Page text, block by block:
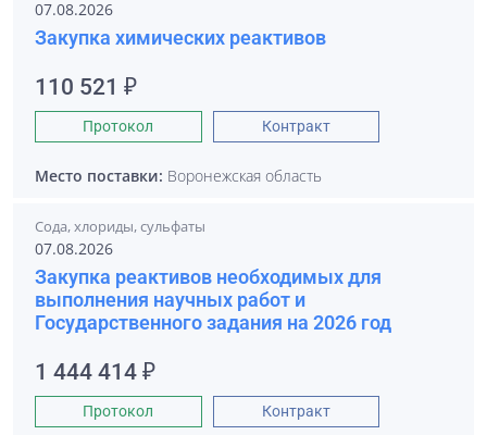
07.08.2026
Закупка химических реактивов
110 521 ₽
Протокол Контракт
Место поставки: Воронежская область
Сода, хлориды, сульфаты
07.08.2026
Закупка реактивов необходимых для
выполнения научных работ и
Государственного задания на 2026 год
1 444 414 ₽
Протокол Контракт